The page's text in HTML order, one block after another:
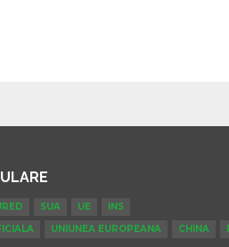
SUA UE
INS
UNIUNEA EUROPEANA CHINA